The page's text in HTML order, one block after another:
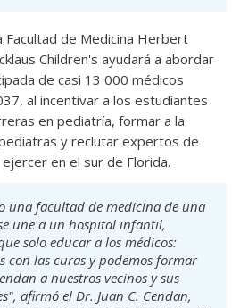
Facultad de Medicina Herbert
Children's ayudará a abordar
de casi 13 000 médicos
al incentivar a los estudiantes
en pediatría, formar a la
y reclutar expertos de
en el sur de Florida.
una facultad de medicina de una
une a un hospital infantil,
solo educar a los médicos:
con las curas y podemos formar
a nuestros vecinos y sus
afirmó el Dr. Juan C. Cendan,